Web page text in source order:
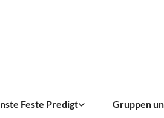
Feste Predigt Gruppen